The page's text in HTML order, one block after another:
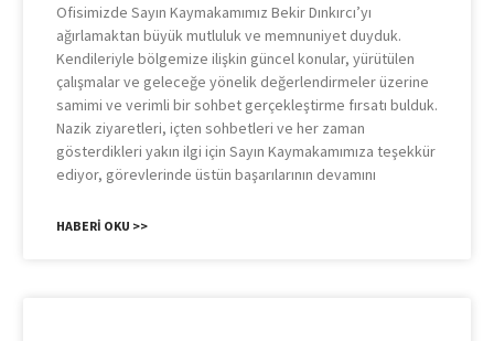
Ofisimizde Sayın Kaymakamımız Bekir Dınkırcı’yı
ağırlamaktan büyük mutluluk ve memnuniyet duyduk.
Kendileriyle bölgemize ilişkin güncel konular, yürütülen
çalışmalar ve geleceğe yönelik değerlendirmeler üzerine
samimi ve verimli bir sohbet gerçekleştirme fırsatı bulduk.
Nazik ziyaretleri, içten sohbetleri ve her zaman
gösterdikleri yakın ilgi için Sayın Kaymakamımıza teşekkür
ediyor, görevlerinde üstün başarılarının devamını
HABERI OKU >>